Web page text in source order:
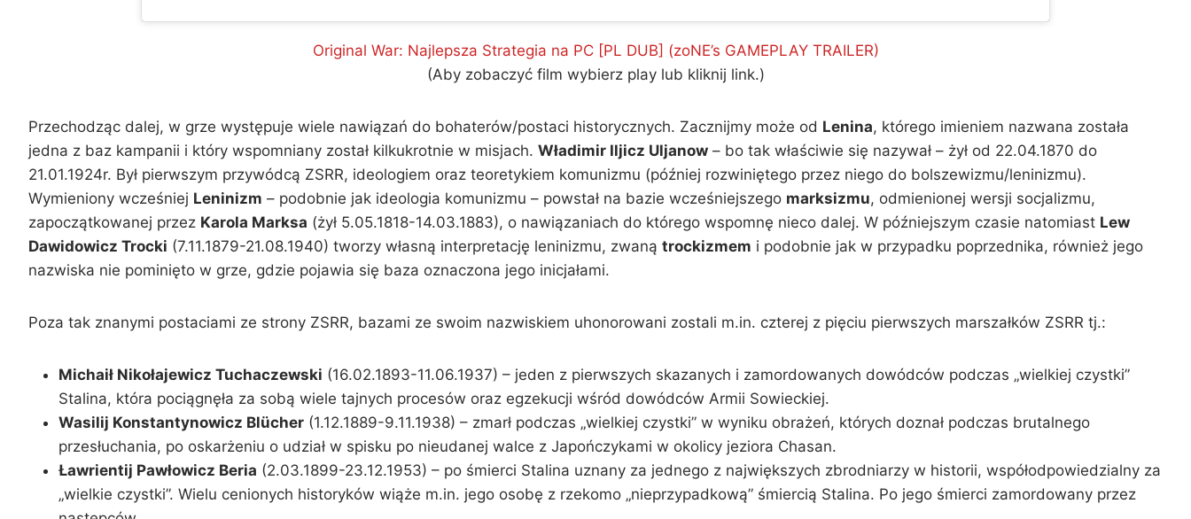
Original War: Najlepsza Strategia na PC [PL DUB] (zoNE’s GAMEPLAY TRAILER)
(Aby zobaczyć film wybierz play lub kliknij link.)
Przechodząc dalej, w grze występuje wiele nawiązań do bohaterów/postaci historycznych. Zacznijmy może od Lenina, którego imieniem nazwana została
jedna z baz kampanii i który wspomniany został kilkukrotnie w misjach. Władimir Iljicz Uljanow – bo tak właściwie się nazywał – żył od 22.04.1870 do
21.01.1924r. Był pierwszym przywódcą ZSRR, ideologiem oraz teoretykiem komunizmu (później rozwiniętego przez niego do bolszewizmu/leninizmu).
Wymieniony wcześniej Leninizm – podobnie jak ideologia komunizmu – powstał na bazie wcześniejszego marksizmu, odmienionej wersji socjalizmu,
zapoczątkowanej przez Karola Marksa (żył 5.05.1818-14.03.1883), o nawiązaniach do którego wspomnę nieco dalej. W późniejszym czasie natomiast Lew
Dawidowicz Trocki (7.11.1879-21.08.1940) tworzy własną interpretację leninizmu, zwaną trockizmem i podobnie jak w przypadku poprzednika, również jego
nazwiska nie pominięto w grze, gdzie pojawia się baza oznaczona jego inicjałami.
Poza tak znanymi postaciami ze strony ZSRR, bazami ze swoim nazwiskiem uhonorowani zostali m.in. czterej z pięciu pierwszych marszałków ZSRR tj.:
Michaił Nikołajewicz Tuchaczewski (16.02.1893-11.06.1937) – jeden z pierwszych skazanych i zamordowanych dowódców podczas „wielkiej czystki”
Stalina, która pociągnęła za sobą wiele tajnych procesów oraz egzekucji wśród dowódców Armii Sowieckiej.
Wasilij Konstantynowicz Blücher (1.12.1889-9.11.1938) – zmarł podczas „wielkiej czystki” w wyniku obrażeń, których doznał podczas brutalnego
przesłuchania, po oskarżeniu o udział w spisku po nieudanej walce z Japończykami w okolicy jeziora Chasan.
Ławrientij Pawłowicz Beria (2.03.1899-23.12.1953) – po śmierci Stalina uznany za jednego z największych zbrodniarzy w historii, współodpowiedzialny za
„wielkie czystki”. Wielu cenionych historyków wiąże m.in. jego osobę z rzekomo „nieprzypadkową” śmiercią Stalina. Po jego śmierci zamordowany przez